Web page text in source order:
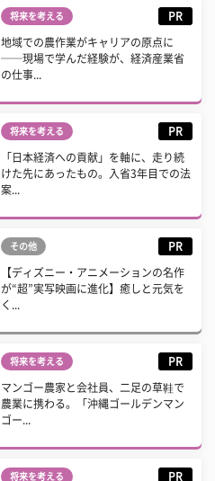
将来を考える PR
地域での農作業がキャリアの原点に
──現場で学んだ経験が、経済産業省
の仕事...
将来を考える PR
「日本経済への貢献」を軸に、走り続
けた先にあったもの。入省3年目での法
案...
その他 PR
【ディズニー・アニメーションの名作
が“超”実写映画に進化】癒しと元気を
く...
将来を考える PR
マンゴー農家と会社員、二足の草鞋で
農業に携わる。「沖縄ゴールデンマン
ゴー...
将来を考える PR